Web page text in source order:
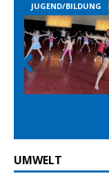
BILDUNG
Prev
ious
UMWELT